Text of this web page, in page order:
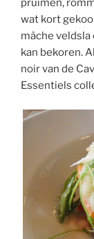
pruimen,
wat kort
mâche veldsla
kan bekoren.
noir van de
Essentiels